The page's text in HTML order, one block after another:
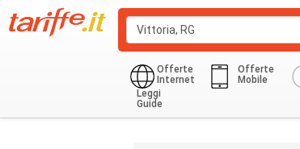
Offerte
Internet
Offerte
Mobile
Leggi
Guide
Monoraria